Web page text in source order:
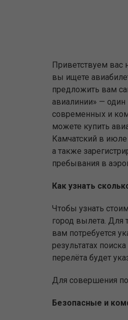
Приветствуем вас
вы ищете
предложить вам
авиалинии» —
современных и
можете купить
Камчатский в июле
а также
пребывания в
Как узнать
Чтобы узнать
город вылета. Для
вам потребуется
результатах
перелёта будет
Для совершения
Безопасные и